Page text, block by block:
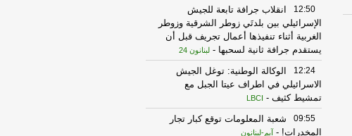
12:50
انقلاب جرافة تابعة للجيش
الإسرائيلي بين بلدتَي زوطر الشرقية وزوطر
الغربية أثناء تنفيذها أعمال تجريف قبل أن
يستقدم جرافة ثانية لسحبها - لبنانون 24
12:24
الوكالة الوطنية: توغل الجيش
الاسرائيلي في اطراف عيتا الجبل مع
تمشيط كثيف -
LBCI
09:55
شعبة المعلومات توقع كبار تجار
المخدرات! -آيم-لبنانون